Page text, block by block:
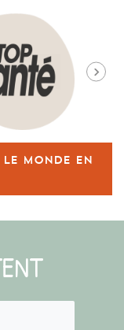
monde en